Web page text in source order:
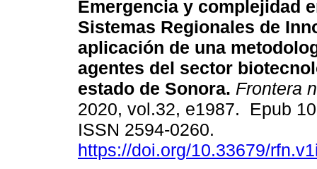
Emergencia y complejidad
Sistemas Regionales de
aplicación de una
agentes del sector
estado de Sonora. Frontera
2020, vol.32, e1987. Epub
ISSN 2594-0260.
https://doi.org/10.33679/